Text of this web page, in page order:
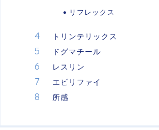
リフレックス
トリンテリックス
ドグマチール
レスリン
エビリファイ
所感